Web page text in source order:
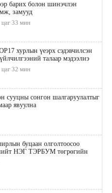
барих болон шинэчлэн
замууд
33 мин
хурлын үеэрх сэдэвчилсэн
талаар мэдээлнэ
32 мин
сууцны сонгон шалгаруулалтыг
явуулна
буцаан олголтоосоо
НЭГ ТЭРБУМ төгрөгийн